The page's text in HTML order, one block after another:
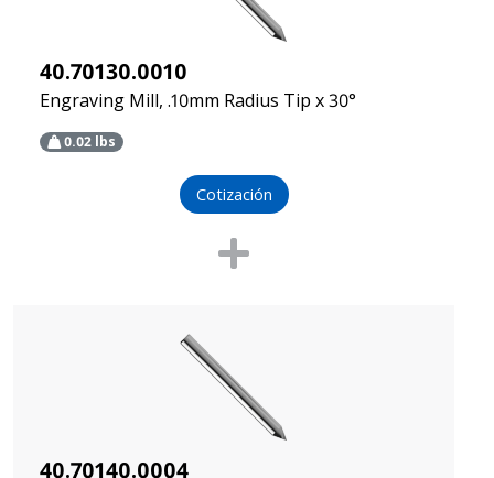
40.70130.0010
Engraving Mill, .10mm Radius Tip x 30°
0.02 lbs
Cotización
40.70140.0004